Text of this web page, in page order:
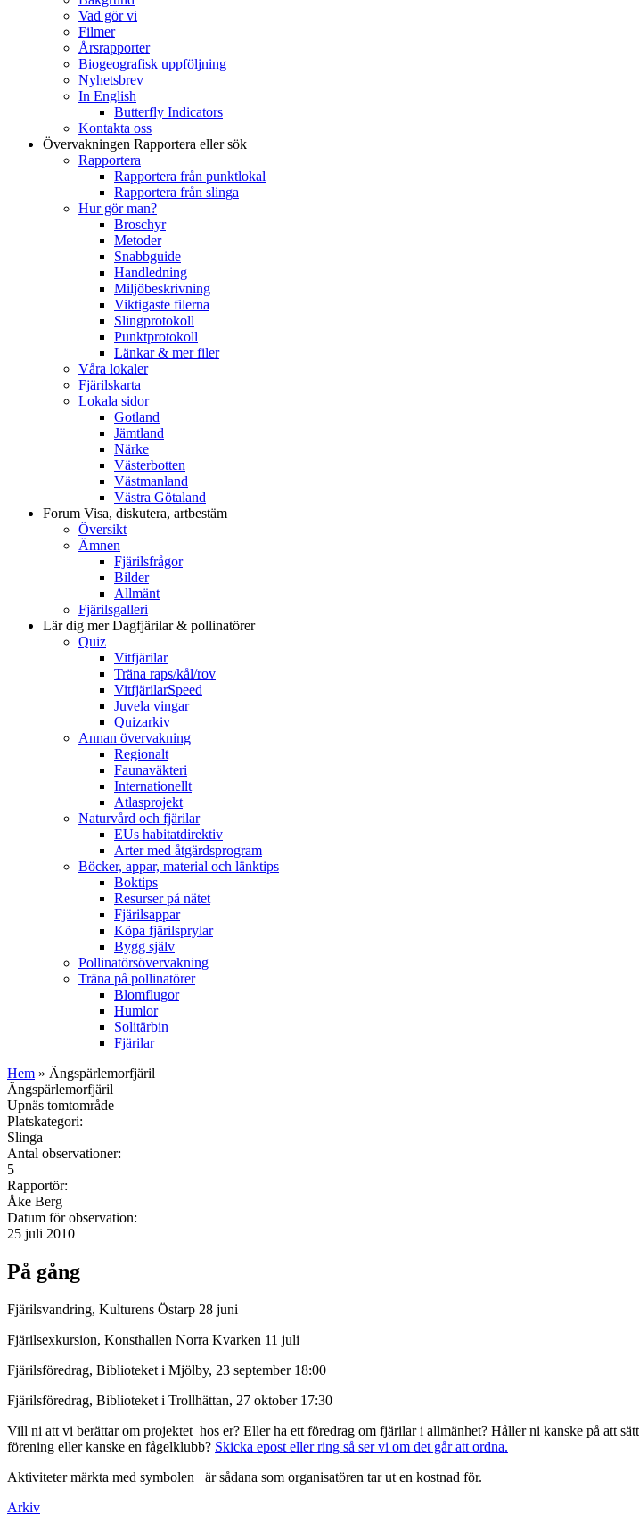
Vad gör vi
Filmer
Årsrapporter
Biogeografisk uppföljning
Nyhetsbrev
In English
Butterfly Indicators
Kontakta oss
Övervakningen Rapportera eller sök
Rapportera
Rapportera från punktlokal
Rapportera från slinga
Hur gör man?
Broschyr
Metoder
Snabbguide
Handledning
Miljöbeskrivning
Viktigaste filerna
Slingprotokoll
Punktprotokoll
Länkar & mer filer
Våra lokaler
Fjärilskarta
Lokala sidor
Gotland
Jämtland
Närke
Västerbotten
Västmanland
Västra Götaland
Forum Visa, diskutera, artbestäm
Översikt
Ämnen
Fjärilsfrågor
Bilder
Allmänt
Fjärilsgalleri
Lär dig merDagfjärilar & pollinatörer
Quiz
Vitfjärilar
Träna raps/kål/rov
VitfjärilarSpeed
Juvela vingar
Quizarkiv
Annan övervakning
Regionalt
Faunaväkteri
Internationellt
Atlasprojekt
Naturvård och fjärilar
EUs habitatdirektiv
Arter med åtgärdsprogram
Böcker, appar, material och länktips
Boktips
Resurser på nätet
Fjärilsappar
Köpa fjärilsprylar
Bygg själv
Pollinatörsövervakning
Träna på pollinatörer
Blomflugor
Humlor
Solitärbin
Fjärilar
Hem » Ängspärlemorfjäril
Ängspärlemorfjäril
Upnäs tomtområde
Platskategori:
Slinga
Antal observationer:
5
Rapportör:
Åke Berg
Datum för observation:
25 juli 2010
På gång
Fjärilsvandring, Kulturens Östarp 28 juni
Fjärilsexkursion, Konsthallen Norra Kvarken 11 juli
Fjärilsföredrag, Biblioteket i Mjölby, 23 september 18:00
Fjärilsföredrag, Biblioteket i Trollhättan, 27 oktober 17:30
Vill ni att vi berättar om projektet hos er? Eller ha ett föredrag om fjärilar i allmänhet? Håller ni kanske på att
förening eller kanske en fågelklubb? Skicka epost eller ring så ser vi om det går att ordna.
Aktiviteter märkta med symbolen
är sådana som organisatören tar ut en kostnad för.
Arkiv